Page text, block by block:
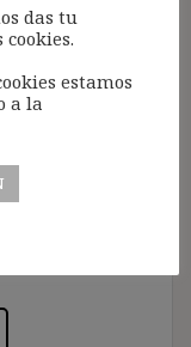
pueda
privacidad del
de-privacidad/]
das tu
estamos
a la